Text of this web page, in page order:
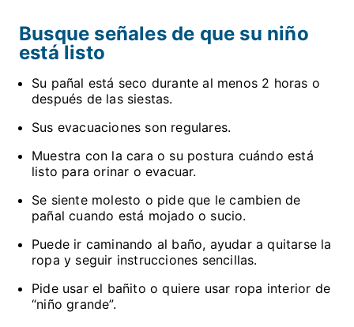
Busque señales de que su niño
está listo
Su pañal está seco durante al menos 2 horas o
después de las siestas.
Sus evacuaciones son regulares.
Muestra con la cara o su postura cuándo está
listo para orinar o evacuar.
Se siente molesto o pide que le cambien de
pañal cuando está mojado o sucio.
Puede ir caminando al baño, ayudar a quitarse la
ropa y seguir instrucciones sencillas.
Pide usar el bañito o quiere usar ropa interior de
“niño grande”.